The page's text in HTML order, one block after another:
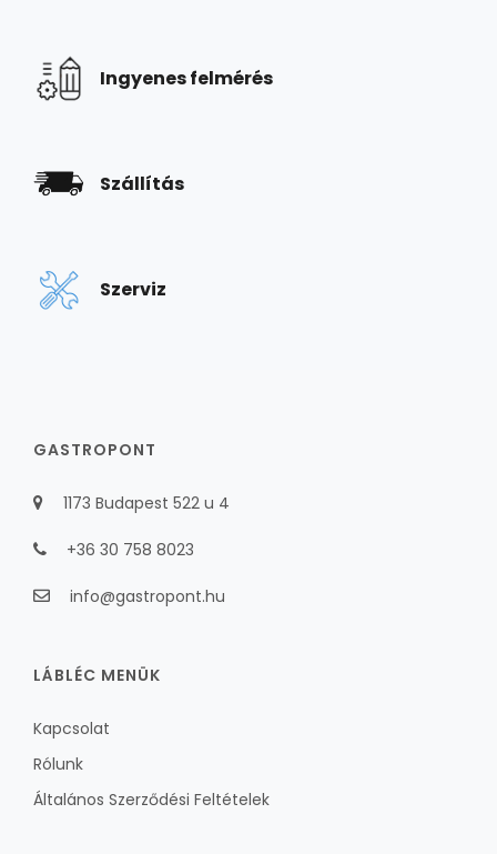
Ingyenes felmérés
Szállítás
Szerviz
GASTROPONT
1173 Budapest 522 u 4
+36 30 758 8023
info@gastropont.hu
LÁBLÉC MENÜK
Kapcsolat
Rólunk
Általános Szerződési Feltételek